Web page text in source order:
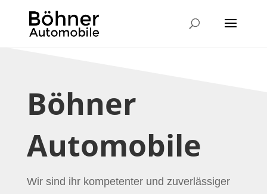
Böhner
Automobile
Wir sind ihr kompetenter und zuverlässiger